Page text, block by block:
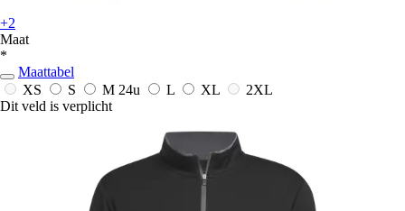
+2
Maat
*
Maattabel
XS
S M 24u L XL
2XL
Dit veld is verplicht